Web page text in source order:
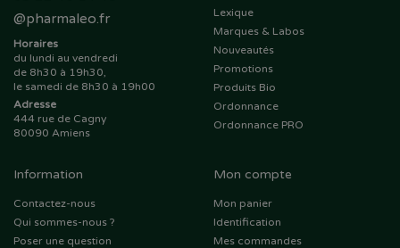
@pharmaleo.fr
Horaires
du lundi au vendredi
de 8h30 à 19h30,
le samedi de 8h30 à 19h00
Adresse
444 rue de Cagny
80090 Amiens
Lexique
Marques & Labos
Nouveautés
Promotions
Produits Bio
Ordonnance
Ordonnance PRO
Information
Contactez-nous
Qui sommes-nous ?
Poser une question
Mon compte
Mon panier
Identification
Mes commandes